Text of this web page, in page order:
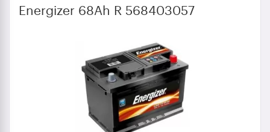
Energizer 68Ah R 568403057